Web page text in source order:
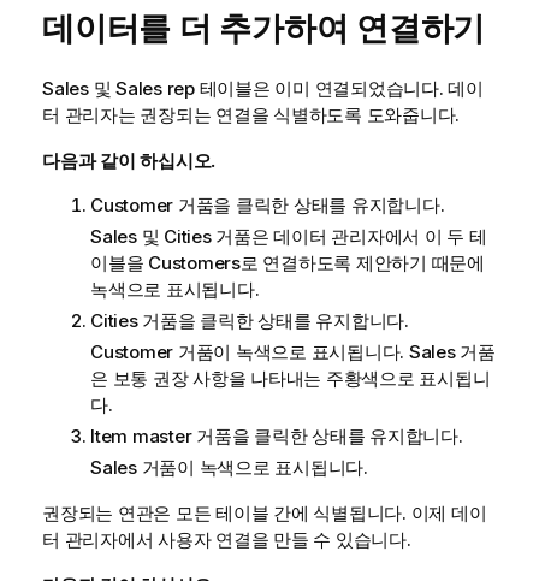
데이터를 더 추가하여 연결하기
Sales및 Sales rep테이블은 이미 연결되었습니다.데이
터 관리자는 권장되는 연결을 식별하도록 도와줍니다.
다음과 같이 하십시오.
Customer 거품을 클릭한 상태를 유지합니다.
Sales및 Cities거품은데이터 관리자에서 이 두 테
이블을 Customers로 연결하도록 제안하기 때문에
녹색으로 표시됩니다.
Cities거품을 클릭한 상태를 유지합니다.
Customer 거품이 녹색으로 표시됩니다. Sales거품
은 보통 권장 사항을 나타내는 주황색으로 표시됩니
다.
Item master거품을 클릭한 상태를 유지합니다.
Sales거품이 녹색으로 표시됩니다.
권장되는 연관은 모든 테이블 간에 식별됩니다. 이제 데이
터 관리자에서 사용자 연결을 만들 수 있습니다.